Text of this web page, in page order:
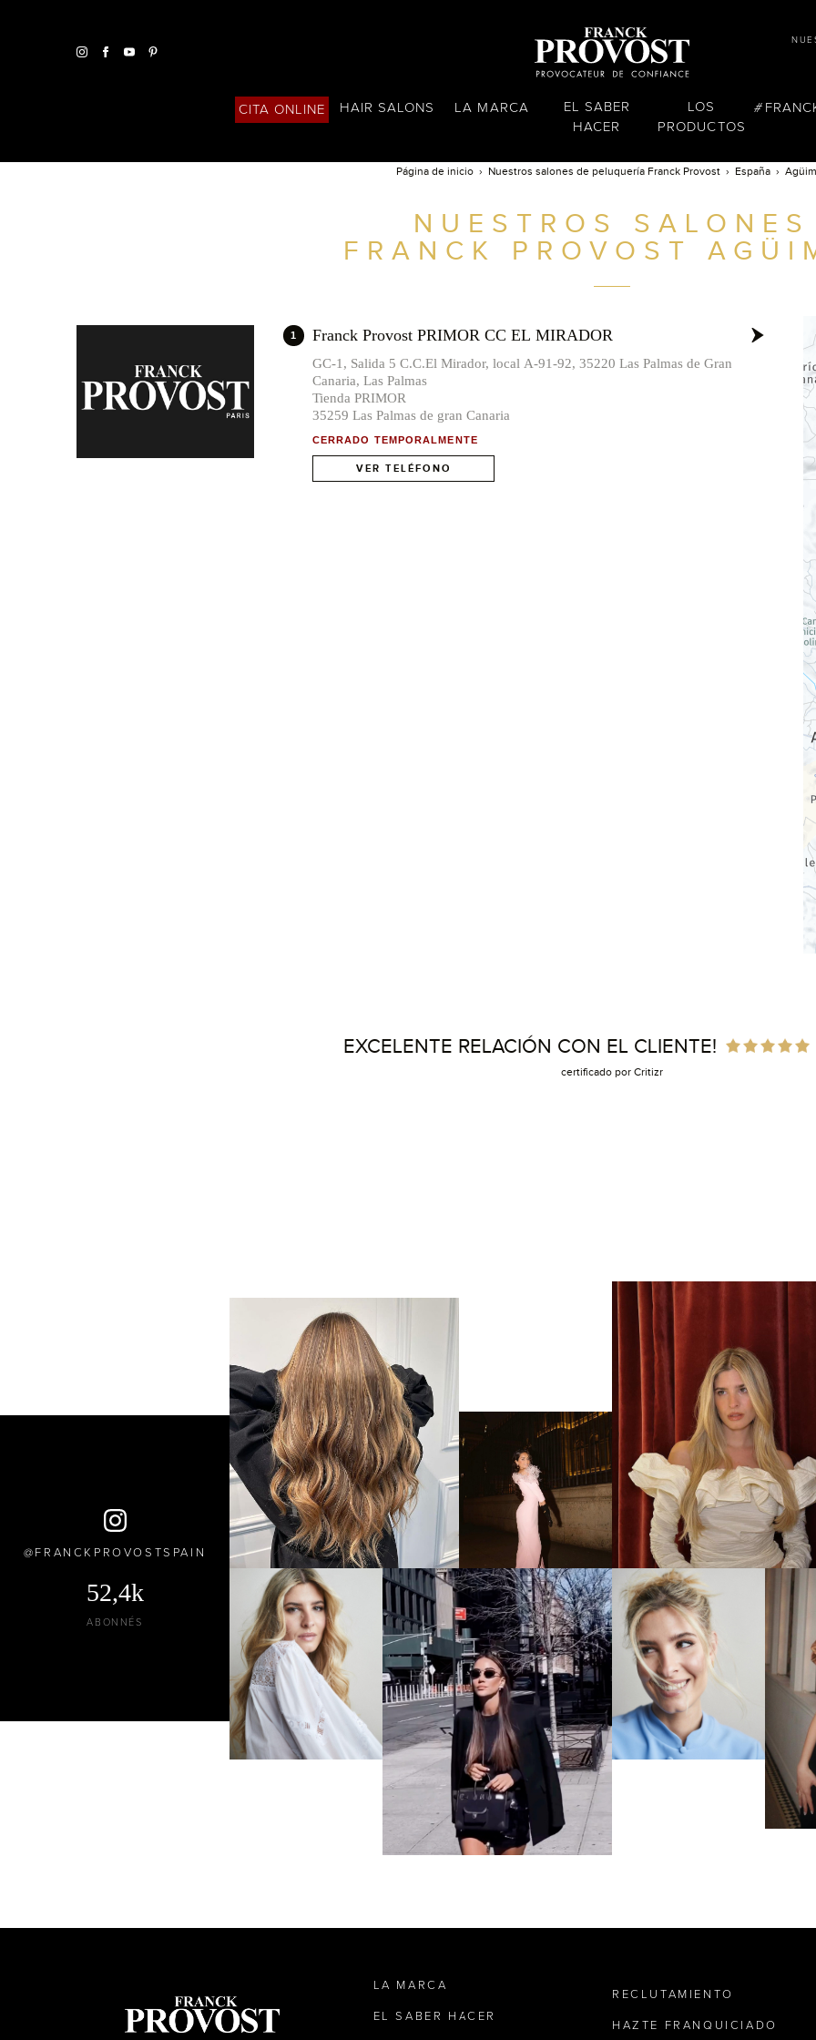
CITA ONLINE HAIR SALONS LA MARCA
EL SABER
HACER
LOS
PRODUCTOS
Página de inicio Nuestros salones de peluquería Franck Provost España
NUESTROS SALONES
FRANCK PROVOST
1 Franck Provost PRIMOR CC EL MIRADOR
GC-1, Salida 5 C.C.El Mirador, local A-91-92, 35220 Las Palmas de Gran
Canaria, Las Palmas
Tienda PRIMOR
35259 Las Palmas de gran Canaria
CERRADO TEMPORALMENTE
VER TELÉFONO
EXCELENTE RELACIÓN CON EL CLIENTE!
certificado por Critizr
FRANCKPROVOSTSPAIN
52,4k
ABONNÉS
LA MARCA
EL SABER HACER
RECLUTAMIENTO
HAZTE FRANQUICIADO